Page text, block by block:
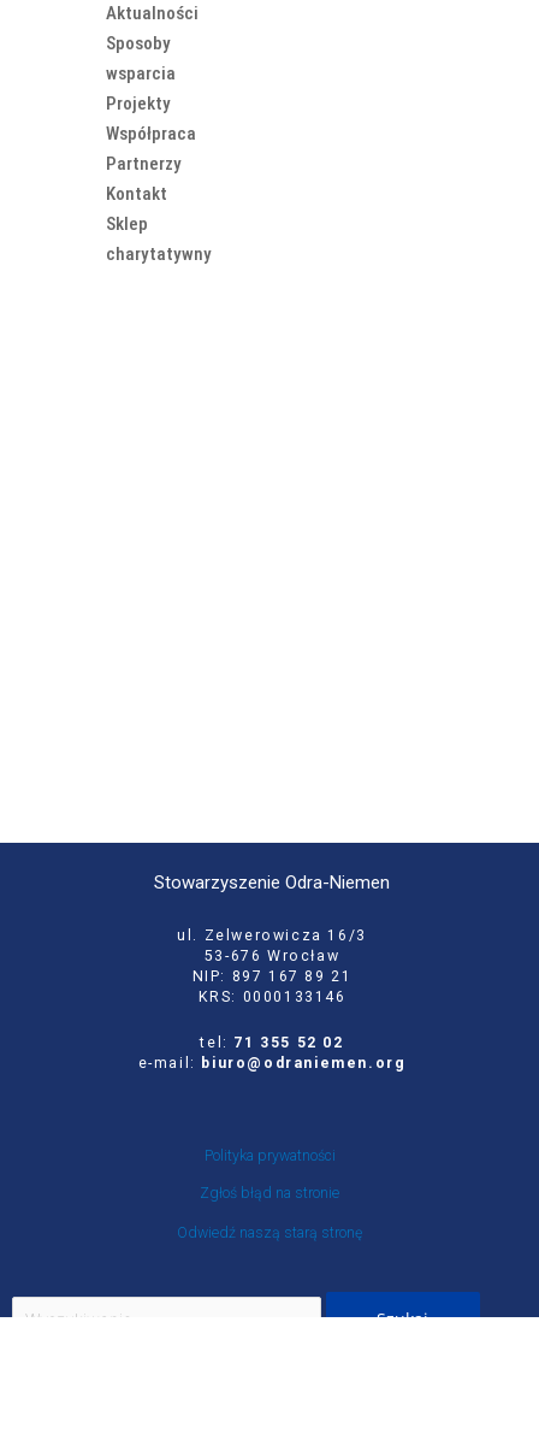
Aktualności
Sposoby
wsparcia
Projekty
Współpraca
Partnerzy
Kontakt
Sklep
charytatywny
Stowarzyszenie Odra-Niemen
ul. Zelwerowicza 16/3
53-676 Wrocław
NIP: 897 167 89 21
KRS: 0000133146
tel: 71 355 52 02
e-mail:
biuro@odraniemen.org
Polityka prywatności
Zgłoś błąd na stronie
Odwiedź naszą starą stronę
Szukaj
dla: